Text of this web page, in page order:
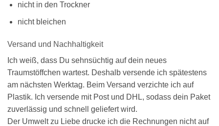
nicht in den Trockner
nicht bleichen
Versand und Nachhaltigkeit
Ich weiß, dass Du sehnsüchtig auf dein neues
Traumstöffchen wartest. Deshalb versende ich spätestens
am nächsten Werktag. Beim Versand verzichte ich auf
Plastik. Ich versende mit Post und DHL, sodass dein Paket
zuverlässig und schnell geliefert wird.
Der Umwelt zu Liebe drucke ich die Rechnungen nicht auf